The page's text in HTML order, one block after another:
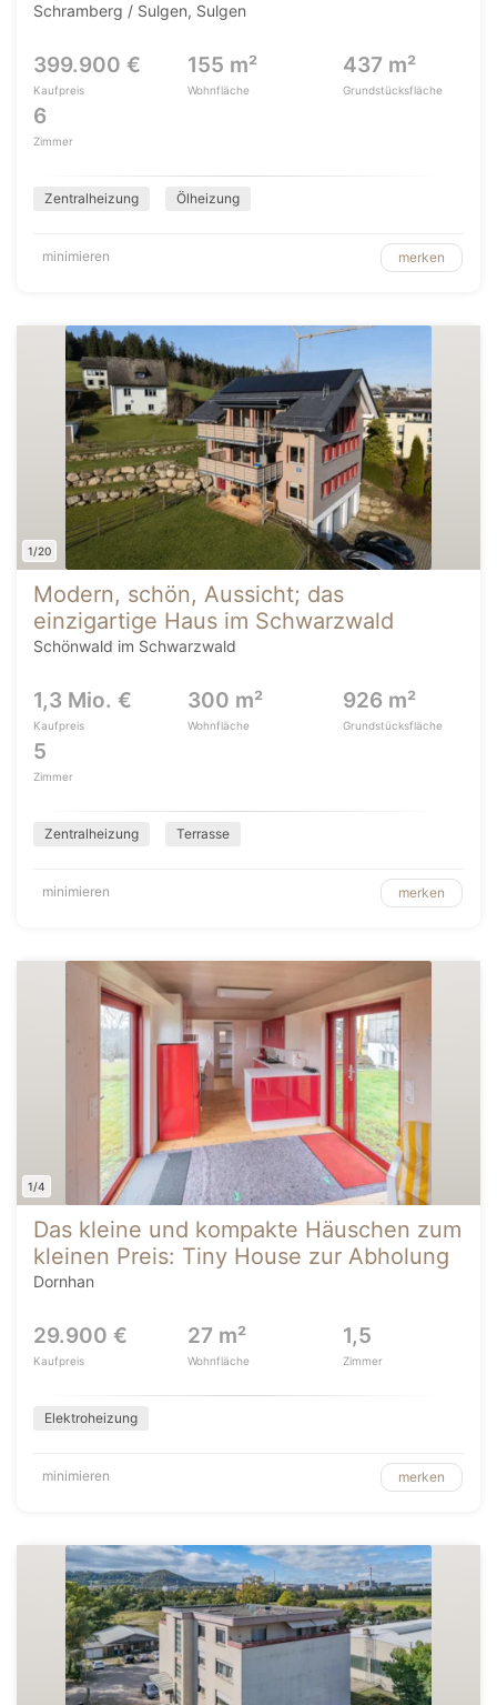
Schramberg / Sulgen, Sulgen
399.900 €
Kaufpreis
155 m²
Wohnfläche
437 m²
Grundstücksfläche
6
Zimmer
Zentralheizung Ölheizung
minimieren merken
1/20
Modern, schön, Aussicht; das
einzigartige Haus im Schwarzwald
Schönwald im Schwarzwald
1,3 Mio. €
Kaufpreis
300 m²
Wohnfläche
926 m²
Grundstücksfläche
5
Zimmer
Zentralheizung Terrasse
minimieren merken
1/4
Das kleine und kompakte Häuschen zum
kleinen Preis: Tiny House zur Abholung
Dornhan
29.900 €
Kaufpreis
27 m²
Wohnfläche
1,5
Zimmer
Elektroheizung
minimieren merken